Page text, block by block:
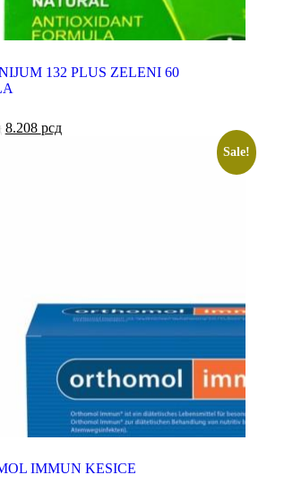
132 PLUS ZELENI 60
8.208 рсд
Sale!
IMMUN KESICE